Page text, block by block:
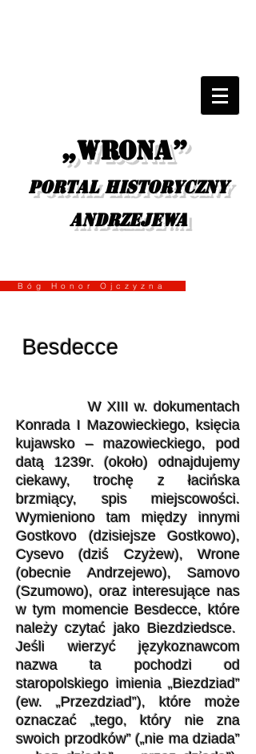
„Wrona”
portal historyczny
Andrzejewa
Honor Ojczyzna
Besdecce
W XIII w. dokumentach
Konrada I Mazowieckiego, księcia
kujawsko – mazowieckiego, pod
datą 1239r. (około) odnajdujemy
ciekawy, trochę z łacińska
brzmiący, spis miejscowości.
Wymieniono tam między innymi
Gostkovo (dzisiejsze Gostkowo),
Cysevo (dziś Czyżew), Wrone
(obecnie Andrzejewo), Samovo
(Szumowo), oraz interesujące nas
w tym momencie Besdecce, które
należy czytać jako Biezdziedsce.
Jeśli wierzyć językoznawcom
nazwa ta pochodzi od
staropolskiego imienia „Biezdziad”
(ew. „Przezdziad”), które może
oznaczać „tego, który nie zna
swoich przodków” („nie ma dziada”